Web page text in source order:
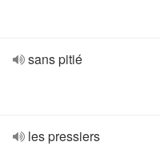
sans pitié
les pressiers